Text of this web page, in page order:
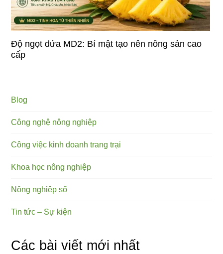
Độ ngọt dứa MD2: Bí mật tạo nên nông sản cao
cấp
Blog
Công nghệ nông nghiệp
Công việc kinh doanh trang trại
Khoa học nông nghiệp
Nông nghiệp số
Tin tức – Sự kiện
Các bài viết mới nhất